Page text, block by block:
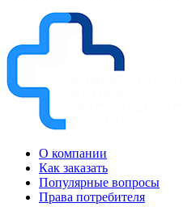
О компании
Как заказать
Популярные вопросы
Права потребителя